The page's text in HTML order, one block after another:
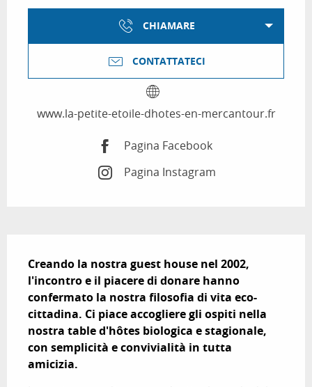
CHIAMARE
CONTATTATECI
www.la-petite-etoile-dhotes-en-mercantour.fr
Pagina Facebook
Pagina Instagram
Creando la nostra guest house nel 2002,
l'incontro e il piacere di donare hanno
confermato la nostra filosofia di vita eco-
cittadina. Ci piace accogliere gli ospiti nella
nostra table d'hôtes biologica e stagionale,
con semplicità e convivialità in tutta
amicizia.